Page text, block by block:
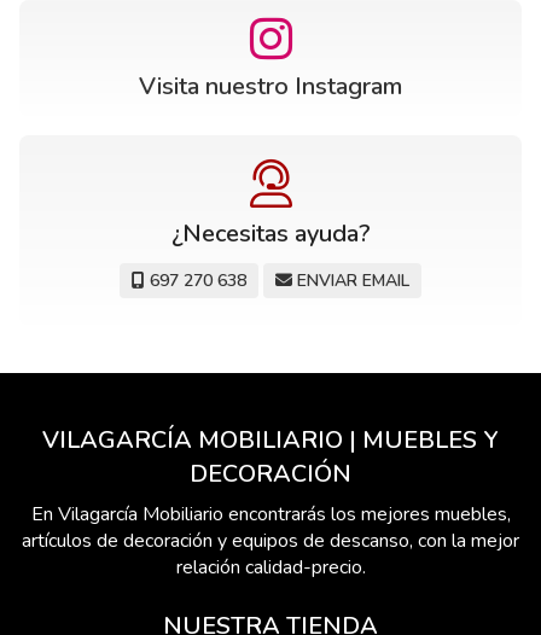
Visita nuestro Instagram
¿Necesitas ayuda?
697 270 638 ENVIAR EMAIL
VILAGARCÍA MOBILIARIO | MUEBLES Y
DECORACIÓN
En Vilagarcía Mobiliario encontrarás los mejores muebles,
artículos de decoración y equipos de descanso, con la mejor
relación calidad-precio.
NUESTRA TIENDA